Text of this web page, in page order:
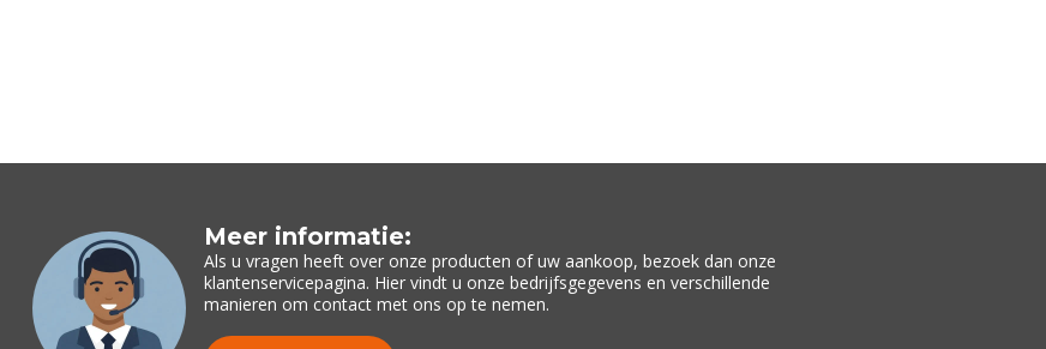
Meer informatie:
Als u vragen heeft over onze producten of uw aankoop, bezoek dan onze
klantenservicepagina. Hier vindt u onze bedrijfsgegevens en verschillende
manieren om contact met ons op te nemen.